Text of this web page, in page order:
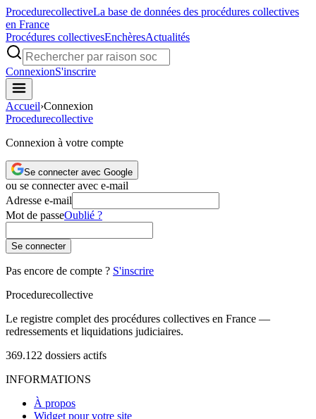
ProcedurecollectiveLa base de données des procédures collectives
en France
Procédures collectivesEnchèresActualités
ConnexionS'inscrire
Accueil›Connexion
Procedurecollective
Connexion à votre compte
Se connecter avec Google
ou se connecter avec e-mail
Adresse e-mail
Mot de passeOublié ?
Se connecter
Pas encore de compte ? S'inscrire
Procedurecollective
Le registre complet des procédures collectives en France —
redressements et liquidations judiciaires.
369.122 dossiers actifs
INFORMATIONS
À propos
Widget pour votre site